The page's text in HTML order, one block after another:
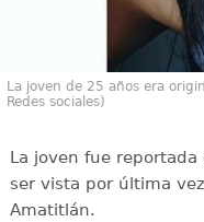
La joven de 25 años era
Redes sociales)
La joven fue
ser vista por última
Amatitlán.